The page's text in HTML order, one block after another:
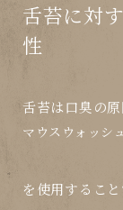
舌苔に対
性
舌苔は口臭の原
マウスウォッシュ
を使用するこ